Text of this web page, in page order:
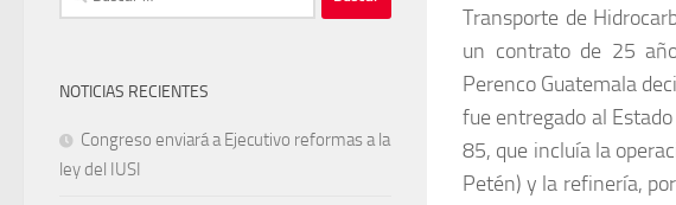
Transporte de
un contrato de 25
Perenco Guatemala
fue entregado al
85, que incluía la
Petén) y la refinería,
NOTICIAS RECIENTES
Congreso enviará a Ejecutivo reformas a la
ley del IUSI